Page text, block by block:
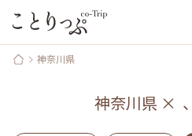
神奈川県
神奈川県 × 、